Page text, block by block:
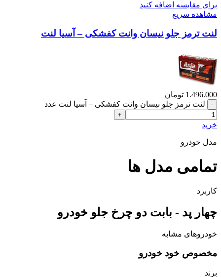
برای مقایسه اضافه کنید
مشاهده سریع
لنت ترمز جلو نیسان وانت کفشکی – آسیا لنت
1.496.000 تومان
لنت ترمز جلو نیسان وانت کفشکی – آسیا لنت عدد
خرید
مدل خودرو
تمامی مدل ها
کاربرد
چهار پد - بابت دو چرخ جلو خودرو
خودروهای مشابه
مخصوص خود خودرو
برند